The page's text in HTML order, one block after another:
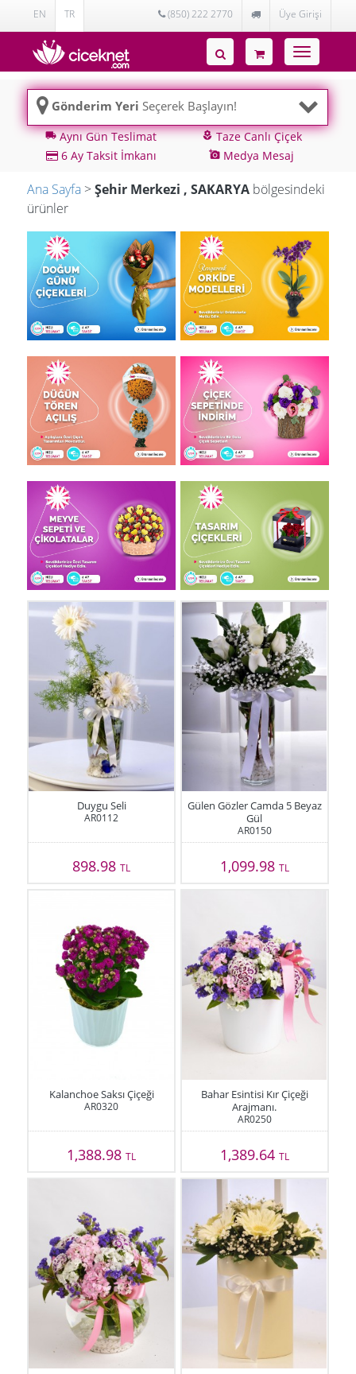
EN TR (850) 222 2770 Üye Girişi
Toggle
navigation
Gönderim Yeri Seçerek Başlayın!
local_shippingAynı Gün Teslimat local_floristTaze Canlı Çiçek
6 Ay Taksit İmkanı
add_a_photo Medya Mesaj
Ana Sayfa >Şehir Merkezi , SAKARYA bölgesindeki
ürünler
Duygu Seli
AR0112
898.98TL
Gülen Gözler Camda 5 Beyaz
Gül
AR0150
1,099.98 TL
Kalanchoe Saksı Çiçeği
AR0320
1,388.98TL
Bahar Esintisi Kır Çiçeği
Arajmanı.
AR0250
1,389.64 TL